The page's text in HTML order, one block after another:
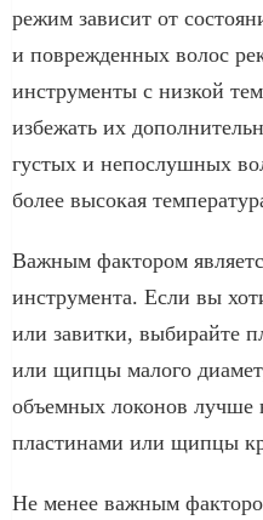
режим зависит от
и поврежденных волос
инструменты с низкой
избежать их
густых и непослушных
более высокая
Важным фактором
инструмента. Если вы
или завитки, выбирайте
или щипцы малого
объемных локонов лучше
пластинами или щипцы
Не менее важным